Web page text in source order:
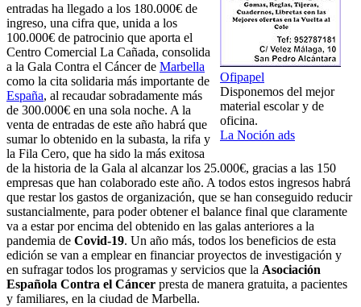
Ofipapel
Disponemos del mejor
material escolar y de
oficina.
La Noción ads
entradas ha llegado a los 180.000€ de
ingreso, una cifra que, unida a los
100.000€ de patrocinio que aporta el
Centro Comercial La Cañada, consolida
a la Gala Contra el Cáncer de Marbella
como la cita solidaria más importante de
España, al recaudar sobradamente más
de 300.000€ en una sola noche. A la
venta de entradas de este año habrá que
sumar lo obtenido en la subasta, la rifa y
la Fila Cero, que ha sido la más exitosa
de la historia de la Gala al alcanzar los 25.000€, gracias a las 150
empresas que han colaborado este año. A todos estos ingresos habrá
que restar los gastos de organización, que se han conseguido reducir
sustancialmente, para poder obtener el balance final que claramente
va a estar por encima del obtenido en las galas anteriores a la
pandemia de Covid-19. Un año más, todos los beneficios de esta
edición se van a emplear en financiar proyectos de investigación y
en sufragar todos los programas y servicios que la Asociación
Española Contra el Cáncer presta de manera gratuita, a pacientes
y familiares, en la ciudad de Marbella.